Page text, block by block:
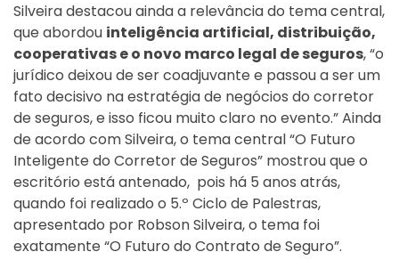
Silveira destacou ainda a relevância do tema central,
que abordou inteligência artificial, distribuição,
cooperativas e o novo marco legal de seguros, “o
jurídico deixou de ser coadjuvante e passou a ser um
fato decisivo na estratégia de negócios do corretor
de seguros, e isso ficou muito claro no evento.” Ainda
de acordo com Silveira, o tema central “O Futuro
Inteligente do Corretor de Seguros” mostrou que o
escritório está antenado, pois há 5 anos atrás,
quando foi realizado o 5.º Ciclo de Palestras,
apresentado por Robson Silveira, o tema foi
exatamente “O Futuro do Contrato de Seguro”.